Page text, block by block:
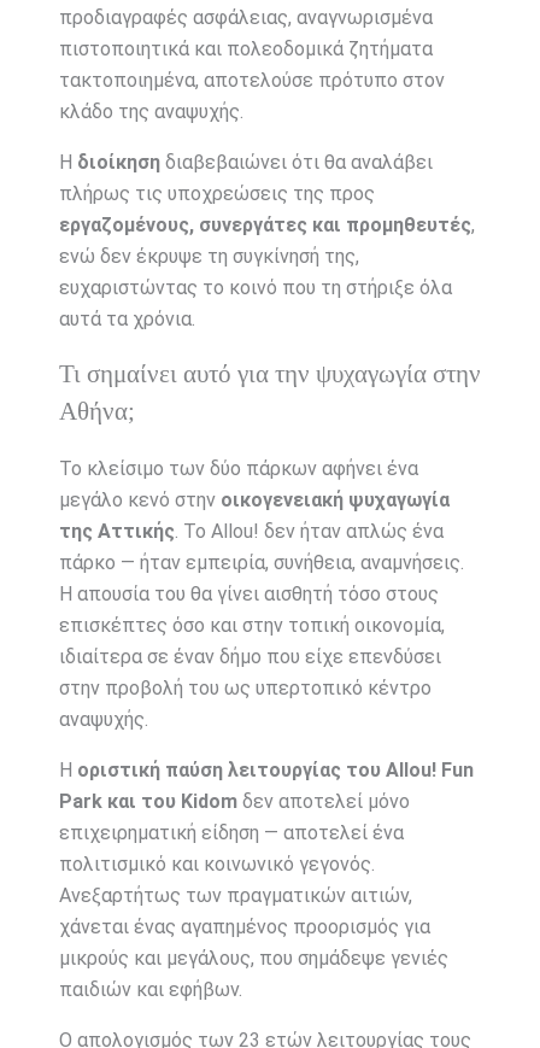
προδιαγραφές ασφάλειας, αναγνωρισμένα
πιστοποιητικά και πολεοδομικά ζητήματα
τακτοποιημένα, αποτελούσε πρότυπο στον
κλάδο της αναψυχής.
Η διοίκησηδιαβεβαιώνει ότι θα αναλάβει
πλήρως τις υποχρεώσεις της προς
εργαζομένους, συνεργάτες και προμηθευτές,
ενώ δεν έκρυψε τη συγκίνησή της,
ευχαριστώντας το κοινό που τη στήριξε όλα
αυτά τα χρόνια.
Τι σημαίνει αυτό για την ψυχαγωγία στην
Αθήνα;
Το κλείσιμο των δύο πάρκων αφήνει ένα
μεγάλο κενό στην οικογενειακή ψυχαγωγία
της Αττικής. Το Allou! δεν ήταν απλώς ένα
πάρκο — ήταν εμπειρία, συνήθεια, αναμνήσεις.
Η απουσία του θα γίνει αισθητή τόσο στους
επισκέπτες όσο και στην τοπική οικονομία,
ιδιαίτερα σε έναν δήμο που είχε επενδύσει
στην προβολή του ως υπερτοπικό κέντρο
αναψυχής.
Η οριστική παύση λειτουργίας του Allou! Fun
Park και του Kidomδεν αποτελεί μόνο
επιχειρηματική είδηση — αποτελεί ένα
πολιτισμικό και κοινωνικό γεγονός.
Ανεξαρτήτως των πραγματικών αιτιών,
χάνεται ένας αγαπημένος προορισμός για
μικρούς και μεγάλους, που σημάδεψε γενιές
παιδιών και εφήβων.
Ο απολογισμός των 23 ετών λειτουργίας τους